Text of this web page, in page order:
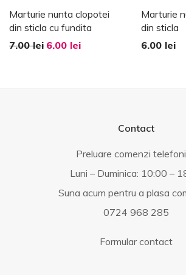
Marturie nunta clopotei
din sticla cu fundita
7.00lei 6.00 lei
Marturie
din sticla
6.00 lei
Contact
Preluare comenzi
Luni – Duminica: 10:00 –
Suna acum pentru a plasa
0724 968 285
Formular contact